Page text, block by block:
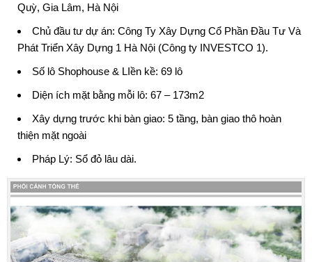
Quỳ, Gia Lâm, Hà Nội
Chủ đầu tư dự án: Công Ty Xây Dựng Cổ Phần Đầu Tư Và
Phát Triển Xây Dựng 1 Hà Nội (Công ty INVESTCO 1).
Số lô Shophouse & LIền kề: 69 lô
Diện ích mặt bằng mỗi lô: 67 – 173m2
Xây dựng trước khi bàn giao: 5 tầng, bàn giao thô hoàn
thiện mặt ngoài
Pháp Lý: Sổ đỏ lâu dài.